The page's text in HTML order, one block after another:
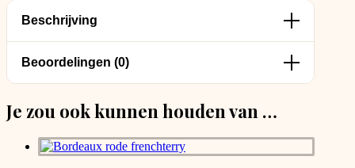
Beschrijving
Beoordelingen (0)
Je zou ook kunnen houden van …